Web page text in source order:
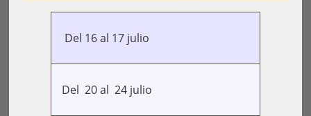
Del 16 al 17 julio
Del 20 al 24 julio